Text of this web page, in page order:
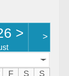
> >
F S
S